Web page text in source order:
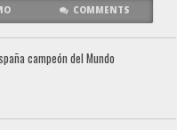
COMMENTS
campeón del Mundo